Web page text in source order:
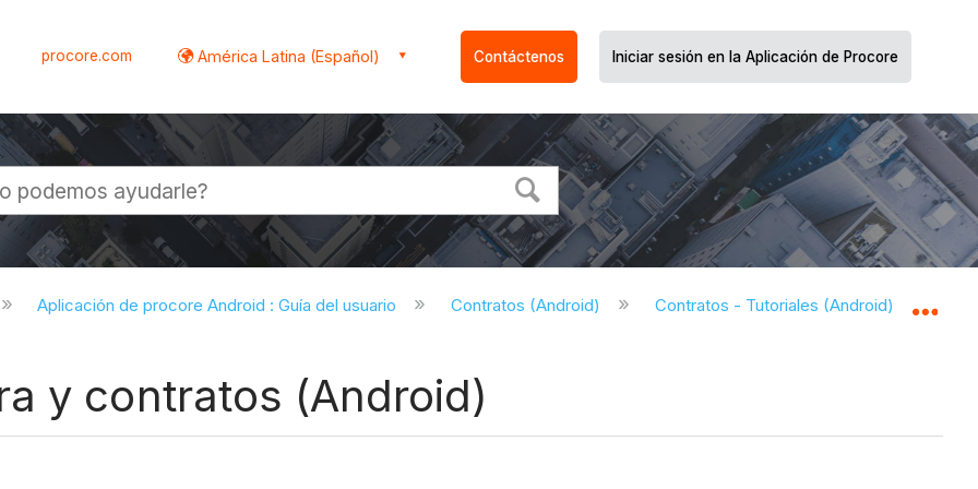
procore.com América Latina (Español) Contáctenos Iniciar sesión en la Aplicación de Procore
Aplicación de procore Android : Guía del usuario Contratos (Android) Contratos - Tutoriales (Android)
y contratos (Android)